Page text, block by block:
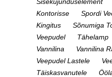
Kontorisse
Spordi
Kingitus
Sõnumiga
Veepudel
Tähelamp
Vannilina
Vannilina
Veepudel Lastele
Täiskasvanutele